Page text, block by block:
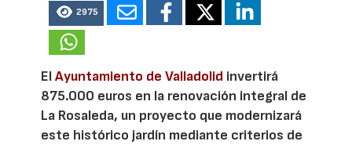
2975
ElAyuntamiento de Valladolid invertirá
875.000 euros en la renovación integral de
La Rosaleda, un proyecto que modernizará
este histórico jardín mediante criterios de